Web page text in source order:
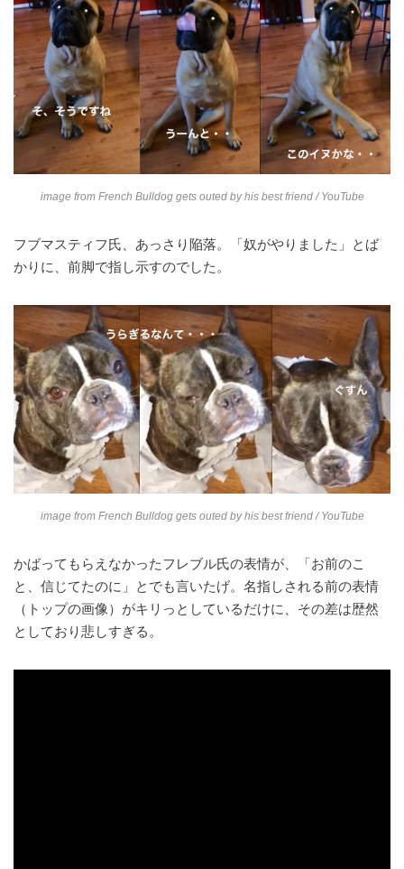
image from French Bulldog gets outed by his best friend/ YouTube
フブマスティフ氏、あっさり陥落。「奴がやりました」とば
かりに、前脚で指し示すのでした。
image from French Bulldog gets outed by his best friend/ YouTube
かばってもらえなかったフレブル氏の表情が、「お前のこ
と、信じてたのに」とでも言いたげ。名指しされる前の表情
（トップの画像）がキリっとしているだけに、その差は歴然
としており悲しすぎる。